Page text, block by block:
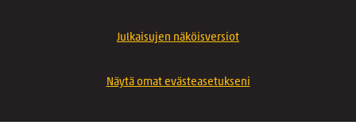
Julkaisujen näköisversiot
Näytä omat evästeasetukseni